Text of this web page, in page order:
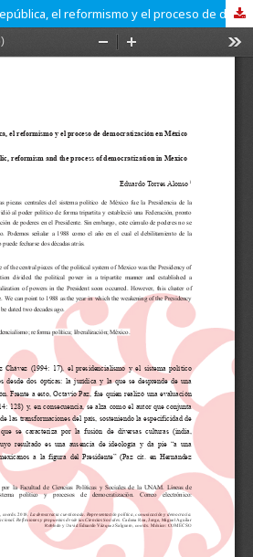
La Presidencia de la República, el reformismo y el proceso de democratización en México